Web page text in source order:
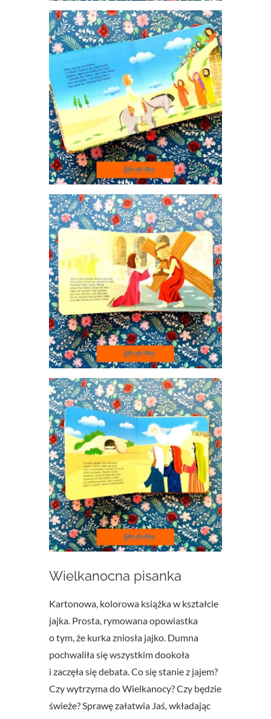
Wielkanocna pisanka
Kartonowa, kolorowa książka w kształcie
jajka. Prosta, rymowana opowiastka
o tym, że kurka zniosła jajko. Dumna
pochwaliła się wszystkim dookoła
i zaczęła się debata. Co się stanie z jajem?
Czy wytrzyma do Wielkanocy? Czy będzie
świeże? Sprawę załatwia Jaś, wkładając